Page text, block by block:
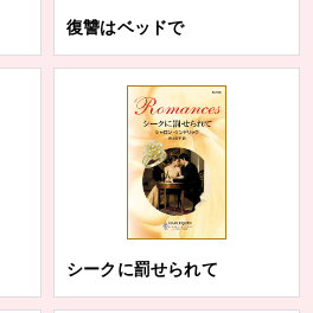
復讐はベッドで
シークに罰せられて